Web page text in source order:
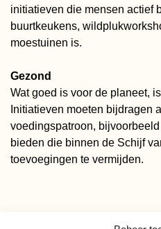
initiatieven die mensen actief
buurtkeukens,
moestuinen is.
Gezond
Wat goed is voor de planeet,
Initiatieven moeten bijdragen
voedingspatroon,
bieden die binnen de Schijf
toevoegingen te vermijden.